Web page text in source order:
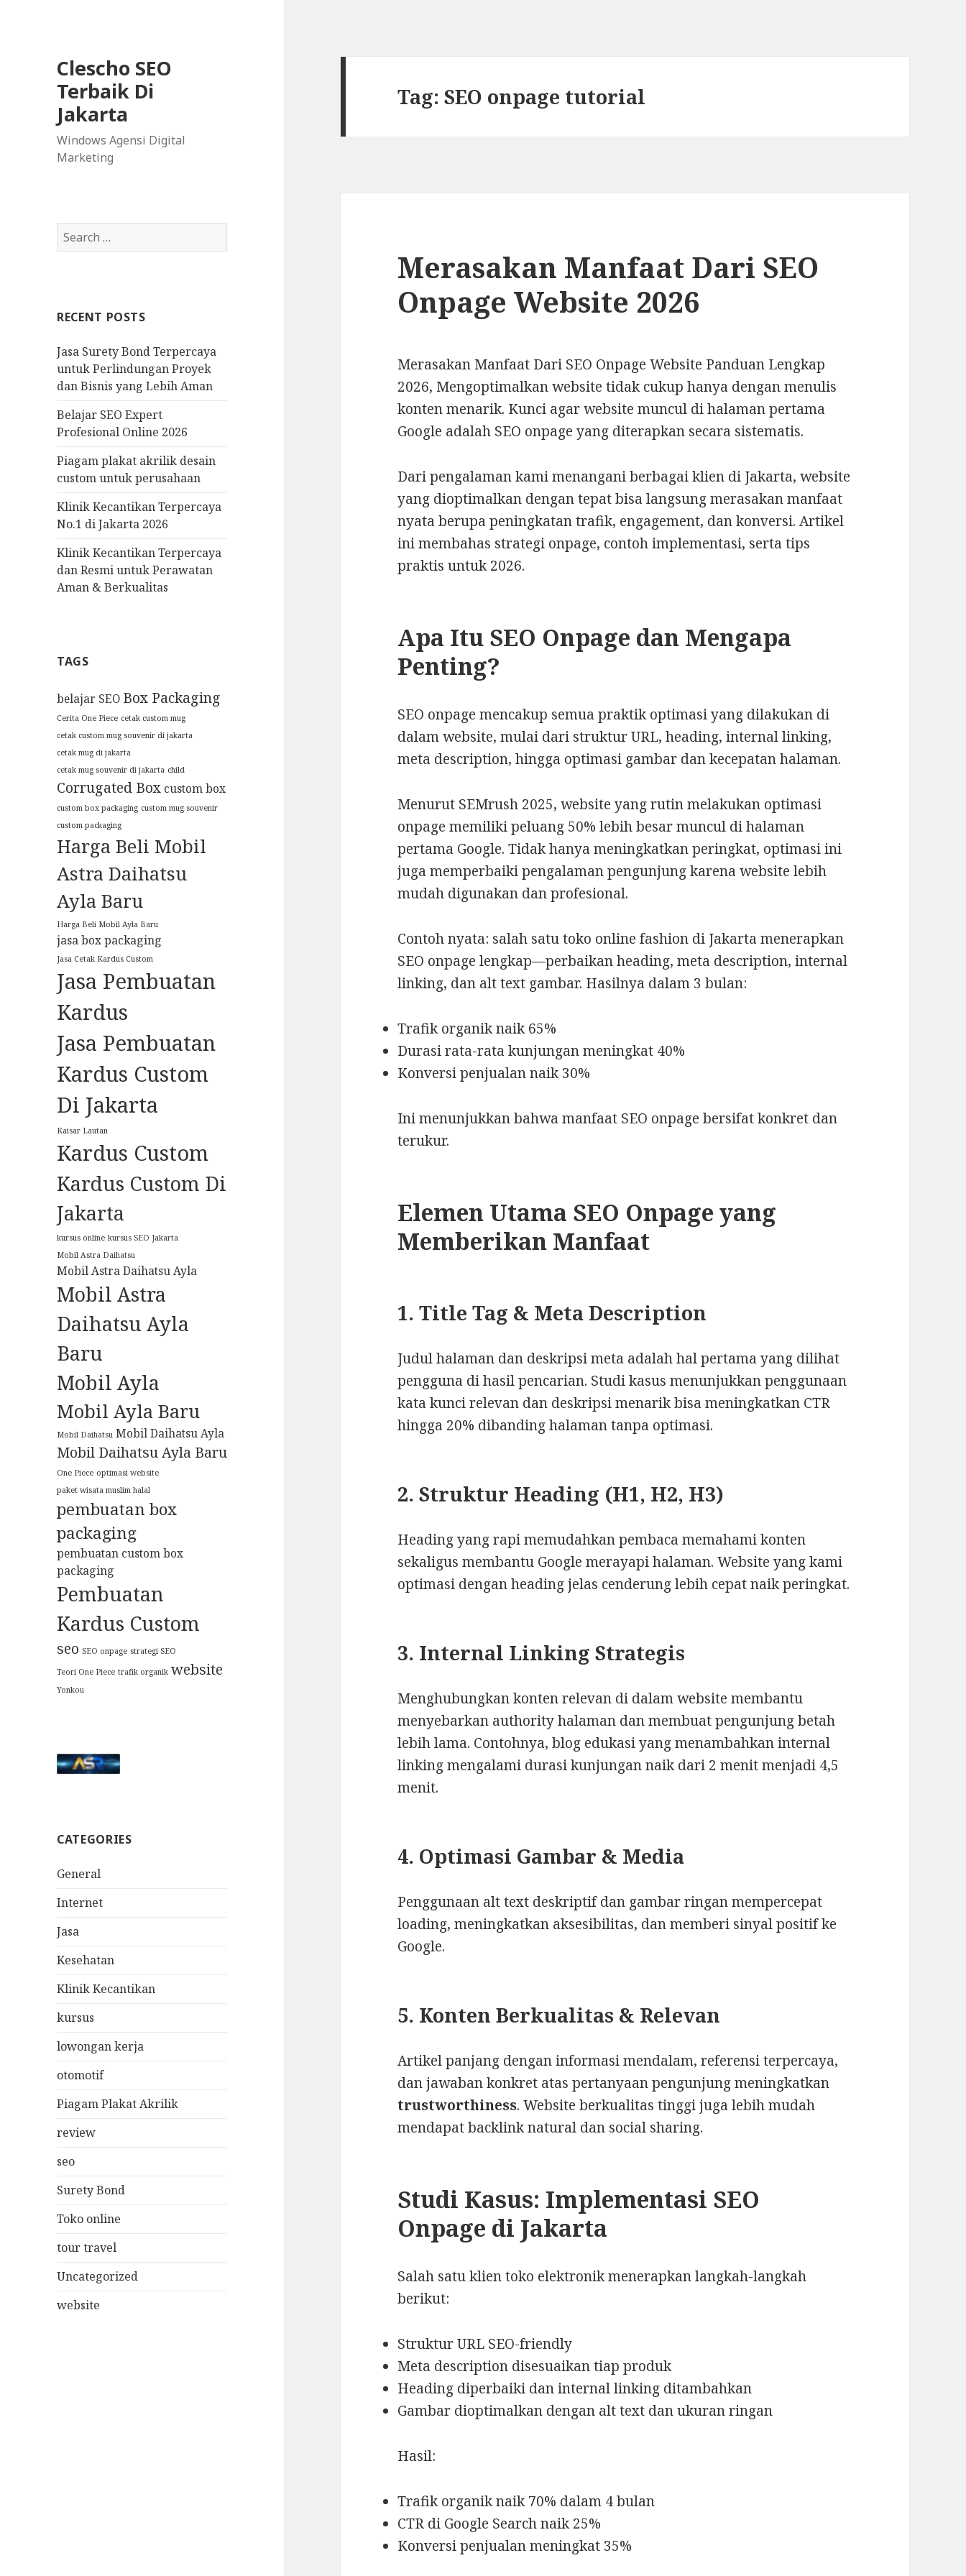
Clescho SEO
Terbaik Di
Jakarta
Windows Agensi Digital
Marketing
S
e
h
o
r
:
RECENT POSTS
Jasa Surety Bond Terpercaya
untuk Perlindungan Proyek
dan Bisnis yang Lebih Aman
Belajar SEO Expert
Profesional Online 2026
Piagam plakat akrilik desain
custom untuk perusahaan
Klinik Kecantikan Terpercaya
No.1 di Jakarta 2026
Klinik Kecantikan Terpercaya
dan Resmi untuk Perawatan
Aman & Berkualitas
TAGS
belajar SEO Box Packaging
Cerita One Piece cetak custom mug
cetak custom mug souvenir di jakarta
cetak mug di jakarta
cetak mug souvenir di jakarta child
Corrugated Box custom box
custom box packaging custom mug souvenir
custom packaging
Harga Beli Mobil
Astra Daihatsu
Ayla Baru
Harga Beli Mobil Ayla Baru
jasa box packaging
Jasa Cetak Kardus Custom
Jasa Pembuatan
Kardus
Jasa Pembuatan
Kardus Custom
Di Jakarta
Kaisar Lautan
Kardus Custom
Kardus Custom Di
Jakarta
kursus online kursus SEO Jakarta
Mobil Astra Daihatsu
Mobil Astra Daihatsu Ayla
Mobil Astra
Daihatsu Ayla
Baru
Mobil Ayla
Mobil Ayla Baru
Mobil Daihatsu Mobil Daihatsu Ayla
Mobil Daihatsu Ayla Baru
One Piece optimasi website
paket wisata muslim halal
pembuatan box
packaging
pembuatan custom box
packaging
Pembuatan
Kardus Custom
seo SEO onpage strategi SEO
Teori One Piece trafik organik website
Yonkou
CATEGORIES
General
Internet
Jasa
Kesehatan
Klinik Kecantikan
kursus
lowongan kerja
otomotif
Piagam Plakat Akrilik
review
seo
Surety Bond
Toko online
tour travel
Uncategorized
website
Tag: SEO onpage tutorial
Merasakan Manfaat Dari SEO
Onpage Website 2026
Merasakan Manfaat Dari SEO Onpage Website Panduan Lengkap
2026, Mengoptimalkan website tidak cukup hanya dengan menulis
konten menarik. Kunci agar website muncul di halaman pertama
Google adalah SEO onpage yang diterapkan secara sistematis.
Dari pengalaman kami menangani berbagai klien di Jakarta, website
yang dioptimalkan dengan tepat bisa langsung merasakan manfaat
nyata berupa peningkatan trafik, engagement, dan konversi. Artikel
ini membahas strategi onpage, contoh implementasi, serta tips
praktis untuk 2026.
Apa Itu SEO Onpage dan Mengapa
Penting?
SEO onpage mencakup semua praktik optimasi yang dilakukan di
dalam website, mulai dari struktur URL, heading, internal linking,
meta description, hingga optimasi gambar dan kecepatan halaman.
Menurut SEMrush 2025, website yang rutin melakukan optimasi
onpage memiliki peluang 50% lebih besar muncul di halaman
pertama Google. Tidak hanya meningkatkan peringkat, optimasi ini
juga memperbaiki pengalaman pengunjung karena website lebih
mudah digunakan dan profesional.
Contoh nyata: salah satu toko online fashion di Jakarta menerapkan
SEO onpage lengkap—perbaikan heading, meta description, internal
linking, dan alt text gambar. Hasilnya dalam 3 bulan:
Trafik organik naik 65%
Durasi rata-rata kunjungan meningkat 40%
Konversi penjualan naik 30%
Ini menunjukkan bahwa manfaat SEO onpage bersifat konkret dan
terukur.
Elemen Utama SEO Onpage yang
Memberikan Manfaat
1. Title Tag & Meta Description
Judul halaman dan deskripsi meta adalah hal pertama yang dilihat
pengguna di hasil pencarian. Studi kasus menunjukkan penggunaan
kata kunci relevan dan deskripsi menarik bisa meningkatkan CTR
hingga 20% dibanding halaman tanpa optimasi.
2. Struktur Heading (H1, H2, H3)
Heading yang rapi memudahkan pembaca memahami konten
sekaligus membantu Google merayapi halaman. Website yang kami
optimasi dengan heading jelas cenderung lebih cepat naik peringkat.
3. Internal Linking Strategis
Menghubungkan konten relevan di dalam website membantu
menyebarkan authority halaman dan membuat pengunjung betah
lebih lama. Contohnya, blog edukasi yang menambahkan internal
linking mengalami durasi kunjungan naik dari 2 menit menjadi 4,5
menit.
4. Optimasi Gambar & Media
Penggunaan alt text deskriptif dan gambar ringan mempercepat
loading, meningkatkan aksesibilitas, dan memberi sinyal positif ke
Google.
5. Konten Berkualitas & Relevan
Artikel panjang dengan informasi mendalam, referensi terpercaya,
dan jawaban konkret atas pertanyaan pengunjung meningkatkan
trustworthiness. Website berkualitas tinggi juga lebih mudah
mendapat backlink natural dan social sharing.
Studi Kasus: Implementasi SEO
Onpage di Jakarta
Salah satu klien toko elektronik menerapkan langkah-langkah
berikut:
Struktur URL SEO-friendly
Meta description disesuaikan tiap produk
Heading diperbaiki dan internal linking ditambahkan
Gambar dioptimalkan dengan alt text dan ukuran ringan
Hasil:
Trafik organik naik 70% dalam 4 bulan
CTR di Google Search naik 25%
Konversi penjualan meningkat 35%